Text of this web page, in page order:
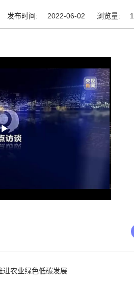
发布时间: 2022-06-02 浏览量:
Play
进农业绿色低碳发展